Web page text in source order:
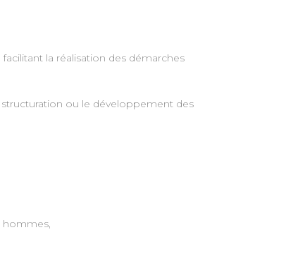
la réalisation des démarches
ou le développement des
hommes,